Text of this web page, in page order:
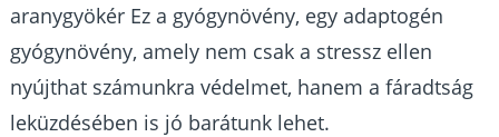
aranygyökér Ez a gyógynövény, egy adaptogén
gyógynövény, amely nem csak a stressz ellen
nyújthat számunkra védelmet, hanem a fáradtság
leküzdésében is jó barátunk lehet.